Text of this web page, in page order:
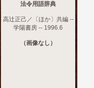
法令用語辞典
高辻正己／〔ほか〕共編 --
学陽書房 -- 1996.6
（画像なし）